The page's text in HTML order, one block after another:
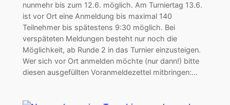
nunmehr bis zum 12.6. möglich. Am Turniertag 13.6.
ist vor Ort eine Anmeldung bis maximal 140
Teilnehmer bis spätestens 9:30 möglich. Bei
verspäteten Meldungen besteht nur noch die
Möglichkeit, ab Runde 2 in das Turnier einzusteigen.
Wer sich vor Ort anmelden möchte (nur dann!) bitte
diesen ausgefüllten Voranmeldezettel mitbringen:…